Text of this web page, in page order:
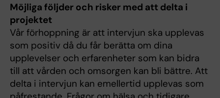
Möjliga följder och risker med att delta i
projektet
Vår förhoppning är att intervjun ska upplevas
som positiv då du får berätta om dina
upplevelser och erfarenheter som kan bidra
till att vården och omsorgen kan bli bättre. Att
delta i intervjun kan emellertid upplevas som